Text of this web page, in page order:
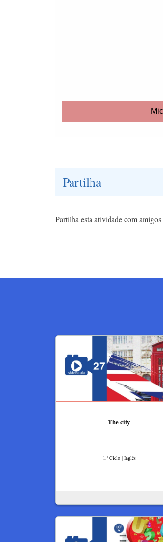
Partilha
Partilha esta atividade com
The city
1.º Ciclo | Inglês